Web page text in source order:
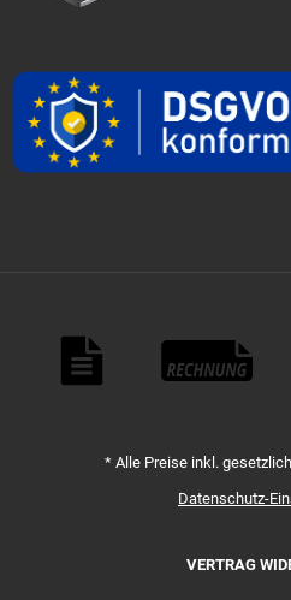
Zahlungsmethoden
* Alle Preise inkl.
Datenschutz-
VERTRAG